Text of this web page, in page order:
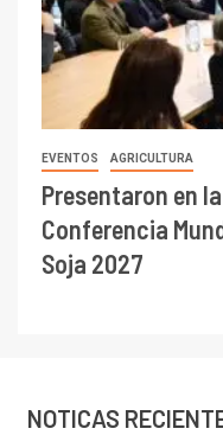
EVENTOS AGRICULTURA
Presentaron en
Conferencia
Soja 2027
NOTICAS